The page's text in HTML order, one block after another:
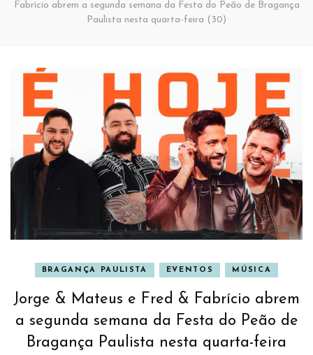
Fabrício abrem a segunda semana da Festa do Peão de Bragança
Paulista nesta quarta-feira (30)
BRAGANÇA PAULISTA EVENTOS MÚSICA
Jorge & Mateus e Fred & Fabrício abrem
a segunda semana da Festa do Peão de
Bragança Paulista nesta quarta-feira